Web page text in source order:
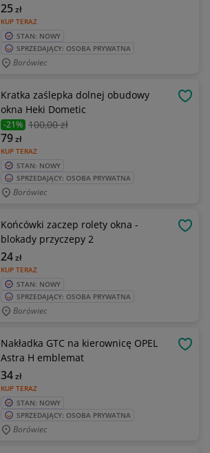
KUP TERAZ
25zł
STAN: NOWY
SPRZEDAJĄCY: OSOBA PRYWATNA
Borówiec
Kratka zaślepka dolnej obudowy
okna Heki Dometic
-21% 100,00 zł
KUP TERAZ
79zł
STAN: NOWY
SPRZEDAJĄCY: OSOBA PRYWATNA
Borówiec
Końcówki zaczep rolety okna -
blokady przyczepy 2
KUP TERAZ
24zł
STAN: NOWY
SPRZEDAJĄCY: OSOBA PRYWATNA
Borówiec
Nakładka GTC na kierownicę OPEL
Astra H emblemat
KUP TERAZ
34zł
STAN: NOWY
SPRZEDAJĄCY: OSOBA PRYWATNA
Borówiec